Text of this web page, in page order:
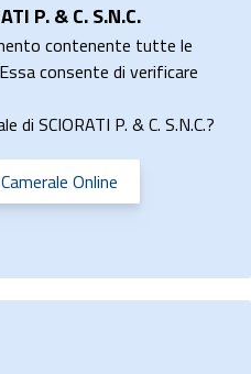
P. & C. S.N.C.
contenente tutte le
consente di verificare
di SCIORATI P. & C. S.N.C.?
Online